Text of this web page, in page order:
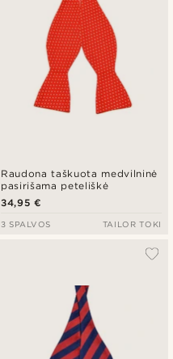
Raudona taškuota medvilninė
pasirišama peteliškė
34,95 €
3 SPALVOS TAILOR TOKI